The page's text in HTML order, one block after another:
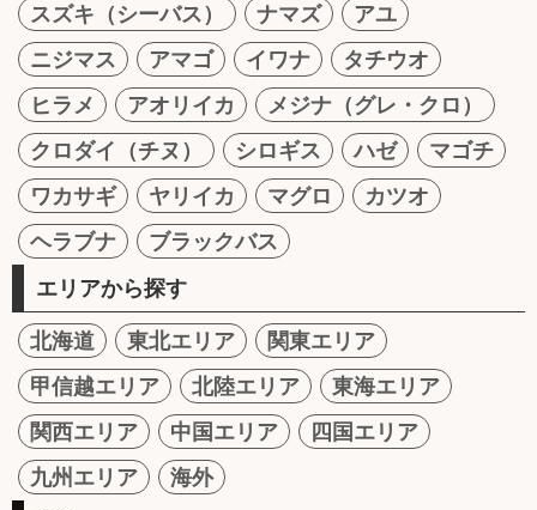
スズキ（シーバス）
ナマズ
アユ
ニジマス
アマゴ イワナ
タチウオ
ヒラメ
アオリイカ
メジナ（グレ・クロ）
クロダイ（チヌ）
シロギス ハゼ
マゴチ
ワカサギ
ヤリイカ マグロ
カツオ
ヘラブナ
ブラックバス
エリアから探す
北海道 東北エリア
関東エリア
甲信越エリア
北陸エリア
東海エリア
関西エリア
中国エリア
四国エリア
九州エリア
海外